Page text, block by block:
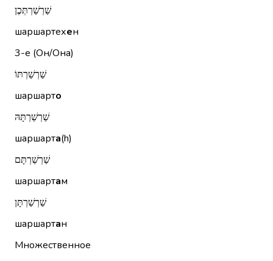
שַׁרְשַׁרְתְּכֶן
шаршартехен
3-е (Он/Она)
שַׁרְשַׁרְתּוֹ
шаршарто
שַׁרְשַׁרְתָּהּ
шаршарта(h)
שַׁרְשַׁרְתָּם
шаршартам
שַׁרְשַׁרְתָּן
шаршартан
Множественное